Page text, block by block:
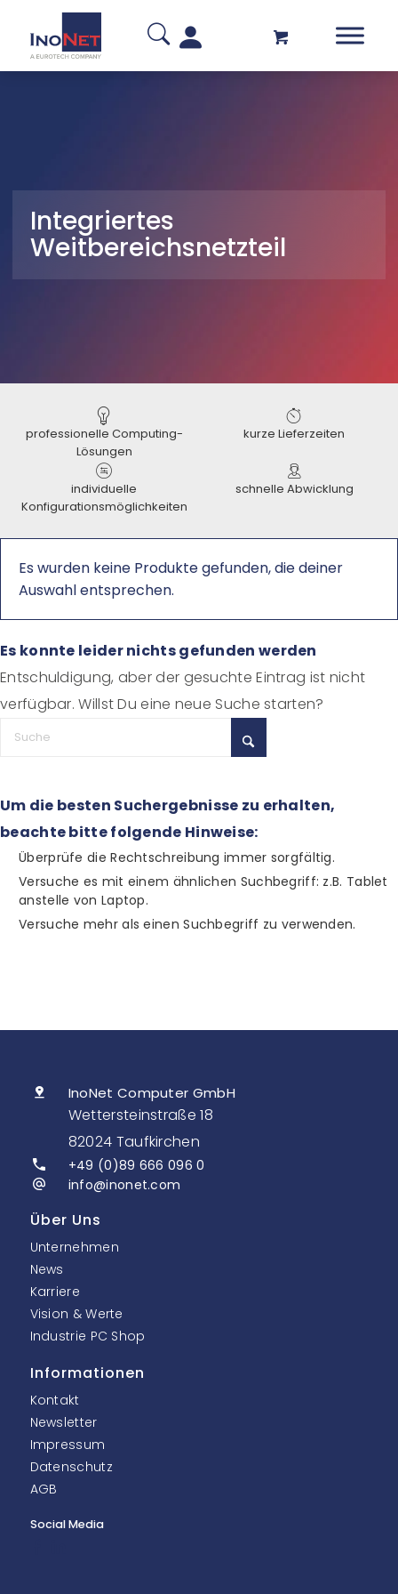
Integriertes
Weitbereichsnetzteil
professionelle Computing-
Lösungen
kurze Lieferzeiten
individuelle
Konfigurationsmöglichkeiten
schnelle Abwicklung
Es wurden keine Produkte gefunden, die deiner
Auswahl entsprechen.
Es konnte leider nichts gefunden werden
Entschuldigung, aber der gesuchte Eintrag ist nicht
verfügbar. Willst Du eine neue Suche starten?
Um die besten Suchergebnisse zu erhalten,
beachte bitte folgende Hinweise:
Überprüfe die Rechtschreibung immer sorgfältig.
Versuche es mit einem ähnlichen Suchbegriff: z.B. Tablet
anstelle von Laptop.
Versuche mehr als einen Suchbegriff zu verwenden.
InoNet Computer GmbH
Wettersteinstraße 18
82024 Taufkirchen
+49 (0)89 666 096 0
info@inonet.com
Über Uns
Unternehmen
News
Karriere
Vision & Werte
Industrie PC Shop
Informationen
Kontakt
Newsletter
Impressum
Datenschutz
AGB
Social Media